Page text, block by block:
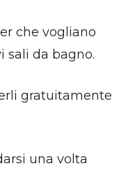
che vogliano
sali da bagno.
gratuitamente
una volta